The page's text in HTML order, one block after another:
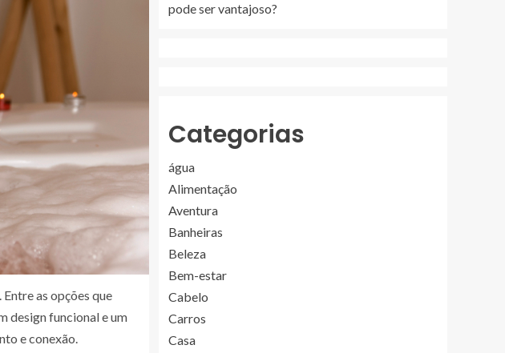
as opções que
design funcional e um
e conexão.
pode ser vantajoso?
Categorias
água
Alimentação
Aventura
Banheiras
Beleza
Bem-estar
Cabelo
Carros
Casa